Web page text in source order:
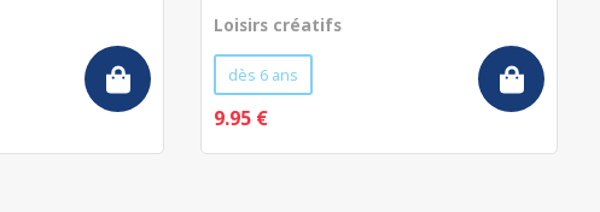
Loisirs créatifs
dès 6 ans
9.95 €